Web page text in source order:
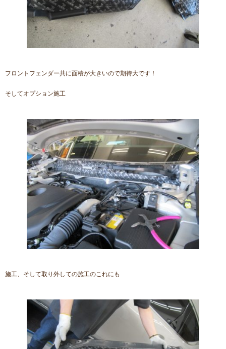
フロントフェンダー共に面積が大きいので期待大です！
そしてオプション施工
施工、そして取り外しての施工のこれにも